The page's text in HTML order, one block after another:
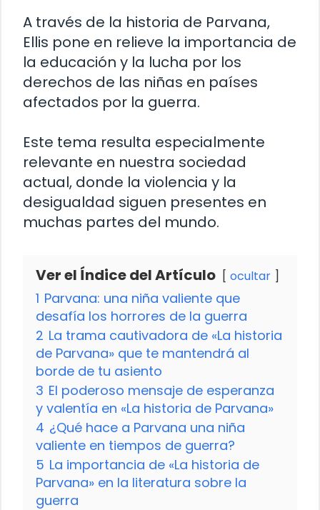
A través de la historia de Parvana,
Ellis pone en relieve la importancia de
la educación y la lucha por los
derechos de las niñas en países
afectados por la guerra.
Este tema resulta especialmente
relevante en nuestra sociedad
actual, donde la violencia y la
desigualdad siguen presentes en
muchas partes del mundo.
Ver el Índice del Artículo ocultar
1 Parvana: una niña valiente que
desafía los horrores de la guerra
2 La trama cautivadora de «La historia
de Parvana» que te mantendrá al
borde de tu asiento
3 El poderoso mensaje de esperanza
y valentía en «La historia de Parvana»
4 ¿Qué hace a Parvana una niña
valiente en tiempos de guerra?
5 La importancia de «La historia de
Parvana» en la literatura sobre la
guerra